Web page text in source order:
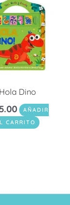
Hola Dino
AÑADIR
CARRITO